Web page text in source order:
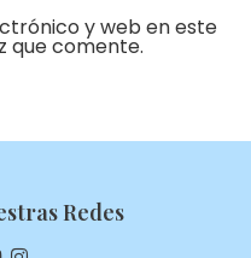
y web en este
que comente.
Redes